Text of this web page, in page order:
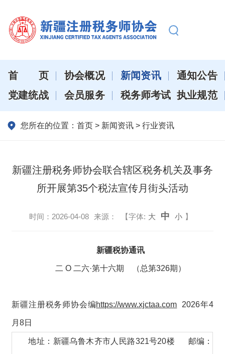
首页 协会概况 新闻资讯
通知公告
党建统战
会员服务 税务师考试 执业规范
您所在的位置： 首页 > 新闻资讯 > 行业资讯
新疆注册税务师协会联合辖区税务机关及事务
所开展第35个税法宣传月街头活动
时间： 2026-04-08 来源： 【字体: 大 中 小 】
新疆税协通讯
二 O 二六·第十六期 （总第326期）
新疆注册税务师协会编https://www.xjctaa.com 2026年4
月8日
地址：新疆乌鲁木齐市人民路321号20楼 邮编：